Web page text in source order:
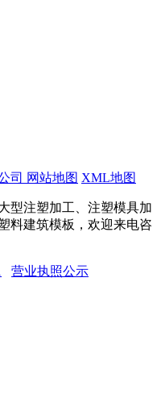
司 网站地图 XML地图
型注塑加工、注塑模具加
料建筑模板，欢迎来电咨
营业执照公示